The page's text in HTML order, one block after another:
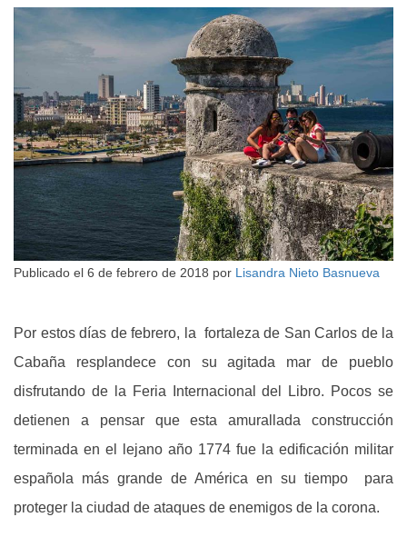
Publicado el 6 de febrero de 2018 por Lisandra Nieto Basnueva
Por estos días de febrero, la fortaleza de San Carlos de la
Cabaña resplandece con su agitada mar de pueblo
disfrutando de la Feria Internacional del Libro. Pocos se
detienen a pensar que esta amurallada construcción
terminada en el lejano año 1774 fue la edificación militar
española más grande de América en su tiempo para
proteger la ciudad de ataques de enemigos de la corona.